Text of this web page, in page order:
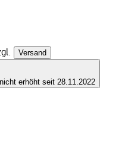
Versand
nicht erhöht seit 28.11.2022